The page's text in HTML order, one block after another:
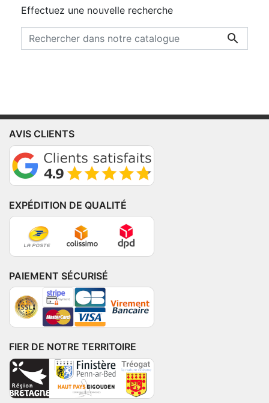
Effectuez une nouvelle recherche

AVIS CLIENTS
EXPÉDITION DE QUALITÉ
PAIEMENT SÉCURISÉ
FIER DE NOTRE TERRITOIRE